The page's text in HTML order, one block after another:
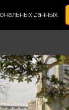
данных.